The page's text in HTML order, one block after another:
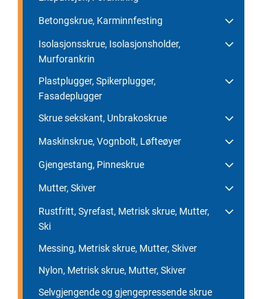
Betongskrue, Karminnfesting
Isolasjonsskrue, Isolasjonsholder,
Murforankrin
Plastplugger, Spikerplugger,
Fasadeplugger
Skrue sekskant, Unbrakoskrue
Maskinskrue, Vognbolt, Løfteøyer
Gjengestang, Pinneskrue
Mutter, Skiver
Rustfritt, Syrefast, Metrisk skrue, Mutter,
Ski
Messing, Metrisk skrue, Mutter, Skiver
Nylon, Metrisk skrue, Mutter, Skiver
Selvgjengende og gjengepressende skrue